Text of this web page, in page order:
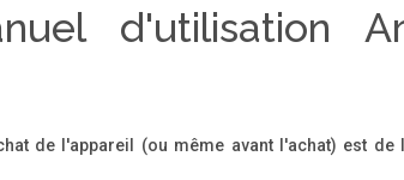
d'utilisation
de l'appareil (ou même avant l'achat) est